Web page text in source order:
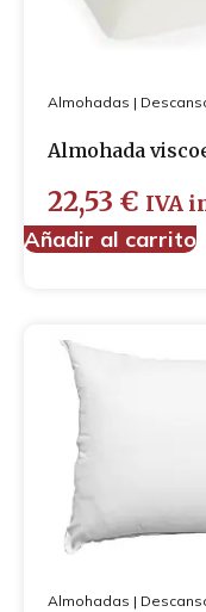
Almohadas |
Almohada
22,53 € IVA
Añadir al carrito
Almohadas |